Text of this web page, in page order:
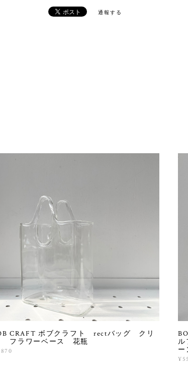
通報する
CRAFT ボブクラフト rectバッグ クリ
フラワーベース 花瓶
ル
ー